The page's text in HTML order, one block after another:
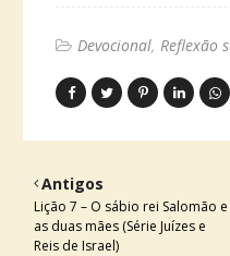
Devocional Reflexão
Antigos
Lição 7 – O sábio rei Salomão e
as duas mães (Série Juízes e
Reis de Israel)